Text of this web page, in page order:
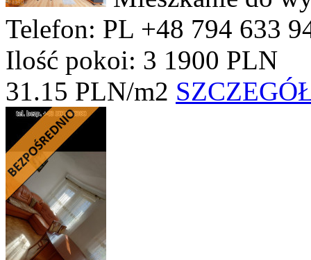
Telefon: PL +48 794 633
Ilość pokoi: 3 1900 PLN
31.15 PLN/m2